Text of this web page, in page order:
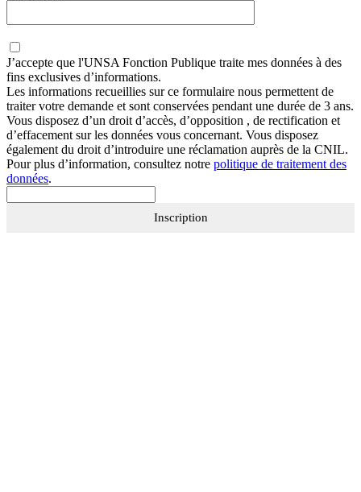
J’accepte que l'UNSA Fonction Publique traite mes données à des
fins exclusives d’informations.
Les informations recueillies sur ce formulaire nous permettent de
traiter votre demande et sont conservées pendant une durée de 3 ans.
Vous disposez d’un droit d’accès, d’opposition , de rectification et
d’effacement sur les données vous concernant. Vous disposez
également du droit d’introduire une réclamation auprès de la CNIL.
Pour plus d’information, consultez notre politique de traitement des
données.
Inscription